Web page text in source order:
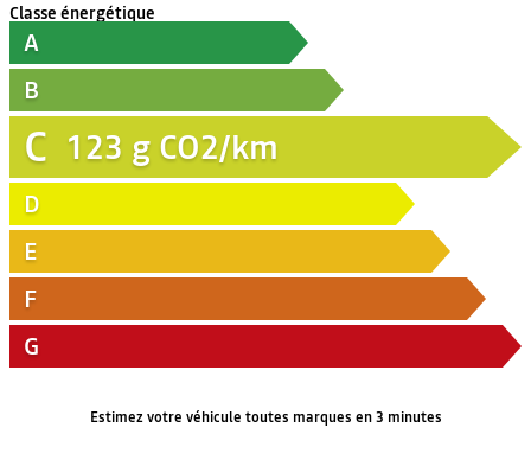
Classe énergétique
A
B
C 123 g CO2/km
D
E
F
G
Estimez votre véhicule toutes marques en 3 minutes